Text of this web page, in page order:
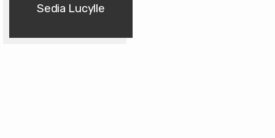
Sedia Lucylle